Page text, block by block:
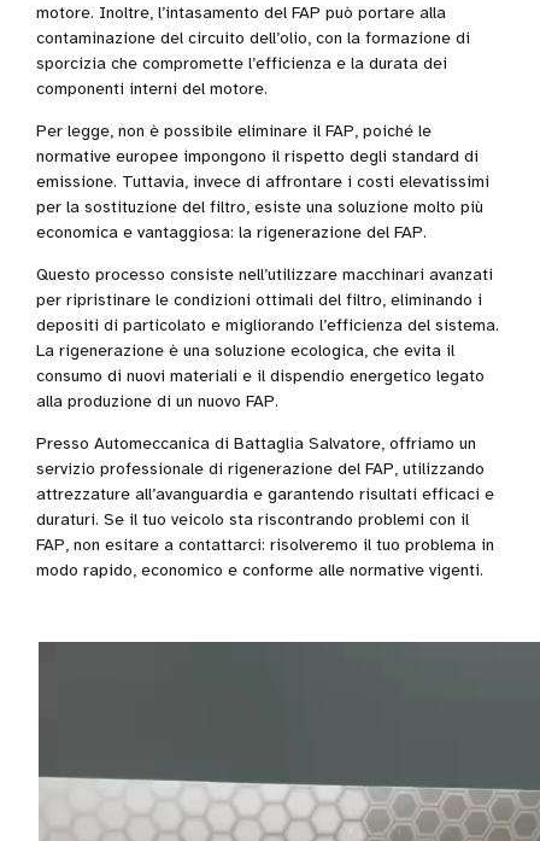
motore. Inoltre, l’intasamento del FAP può portare alla
contaminazione del circuito dell’olio, con la formazione di
sporcizia che compromette l’efficienza e la durata dei
componenti interni del motore.
Per legge, non è possibile eliminare il FAP, poiché le
normative europee impongono il rispetto degli standard di
emissione. Tuttavia, invece di affrontare i costi elevatissimi
per la sostituzione del filtro, esiste una soluzione molto più
economica e vantaggiosa: la rigenerazione del FAP.
Questo processo consiste nell’utilizzare macchinari avanzati
per ripristinare le condizioni ottimali del filtro, eliminando i
depositi di particolato e migliorando l’efficienza del sistema.
La rigenerazione è una soluzione ecologica, che evita il
consumo di nuovi materiali e il dispendio energetico legato
alla produzione di un nuovo FAP.
Presso Automeccanica di Battaglia Salvatore, offriamo un
servizio professionale di rigenerazione del FAP, utilizzando
attrezzature all’avanguardia e garantendo risultati efficaci e
duraturi. Se il tuo veicolo sta riscontrando problemi con il
FAP, non esitare a contattarci: risolveremo il tuo problema in
modo rapido, economico e conforme alle normative vigenti.